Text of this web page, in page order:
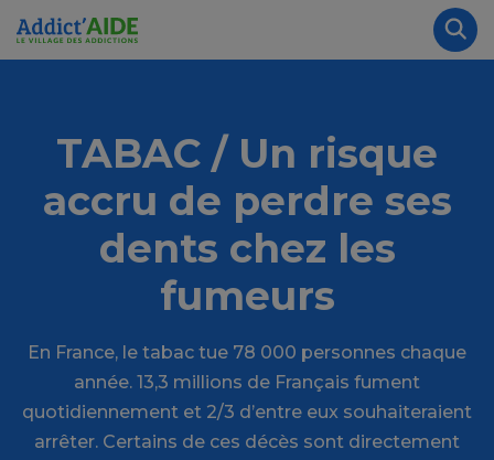
Aller au contenu principal
TABAC / Un risque
accru de perdre ses
dents chez les
fumeurs
En France, le tabac tue 78 000 personnes chaque
année. 13,3 millions de Français fument
quotidiennement et 2/3 d’entre eux souhaiteraient
arrêter. Certains de ces décès sont directement
Panneau de gestion des cookies